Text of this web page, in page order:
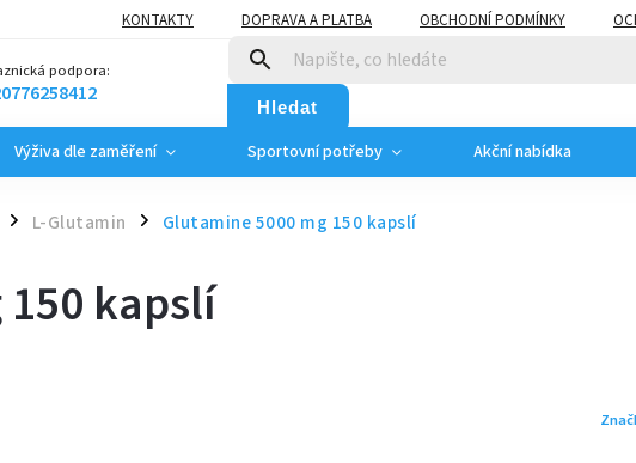
KONTAKTY DOPRAVA A PLATBA OBCHODNÍ PODMÍNKY
podpora:
Hledat
Výživa dle zaměření Sportovní potřeby Akční nabídka
/ L-Glutamin / Glutamine 5000 mg 150 kapslí
kapslí